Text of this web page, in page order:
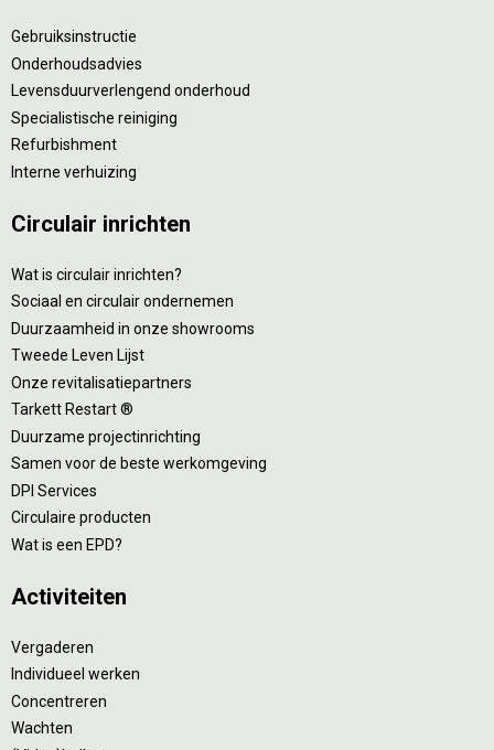
Gebruiksinstructie
Onderhoudsadvies
Levensduurverlengend onderhoud
Specialistische reiniging
Refurbishment
Interne verhuizing
Circulair inrichten
Wat is circulair inrichten?
Sociaal en circulair ondernemen
Duurzaamheid in onze showrooms
Tweede Leven Lijst
Onze revitalisatiepartners
Tarkett Restart ®
Duurzame projectinrichting
Samen voor de beste werkomgeving
DPI Services
Circulaire producten
Wat is een EPD?
Activiteiten
Vergaderen
Individueel werken
Concentreren
Wachten